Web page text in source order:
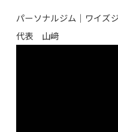
パーソナルジム｜ワイズ
代表 山﨑